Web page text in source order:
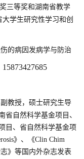
三等奖和湖南省教学
学生研究性学习和创
的病因发病学与防治
15873427685
教授，硕士研究生导
省自然科学基金项目、
目、省自然科学基金项
》、《Clin Chim
》等国内外杂志发表